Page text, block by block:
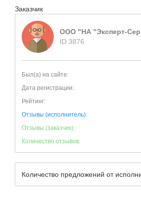
Заказчик
ООО "НА "Эксперт-
ID 3876
Был(а) на сайте:
Дата регистрации:
Рейтинг:
Отзывы (исполнитель):
Отзывы (заказчик):
Количество отзывов:
Количество предложений от